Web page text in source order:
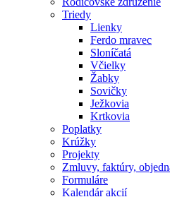
Triedy
Lienky
Ferdo mravec
Sloníčatá
Včielky
Žabky
Sovičky
Ježkovia
Krtkovia
Poplatky
Krúžky
Projekty
Zmluvy, faktúry,
Formuláre
Kalendár akcií